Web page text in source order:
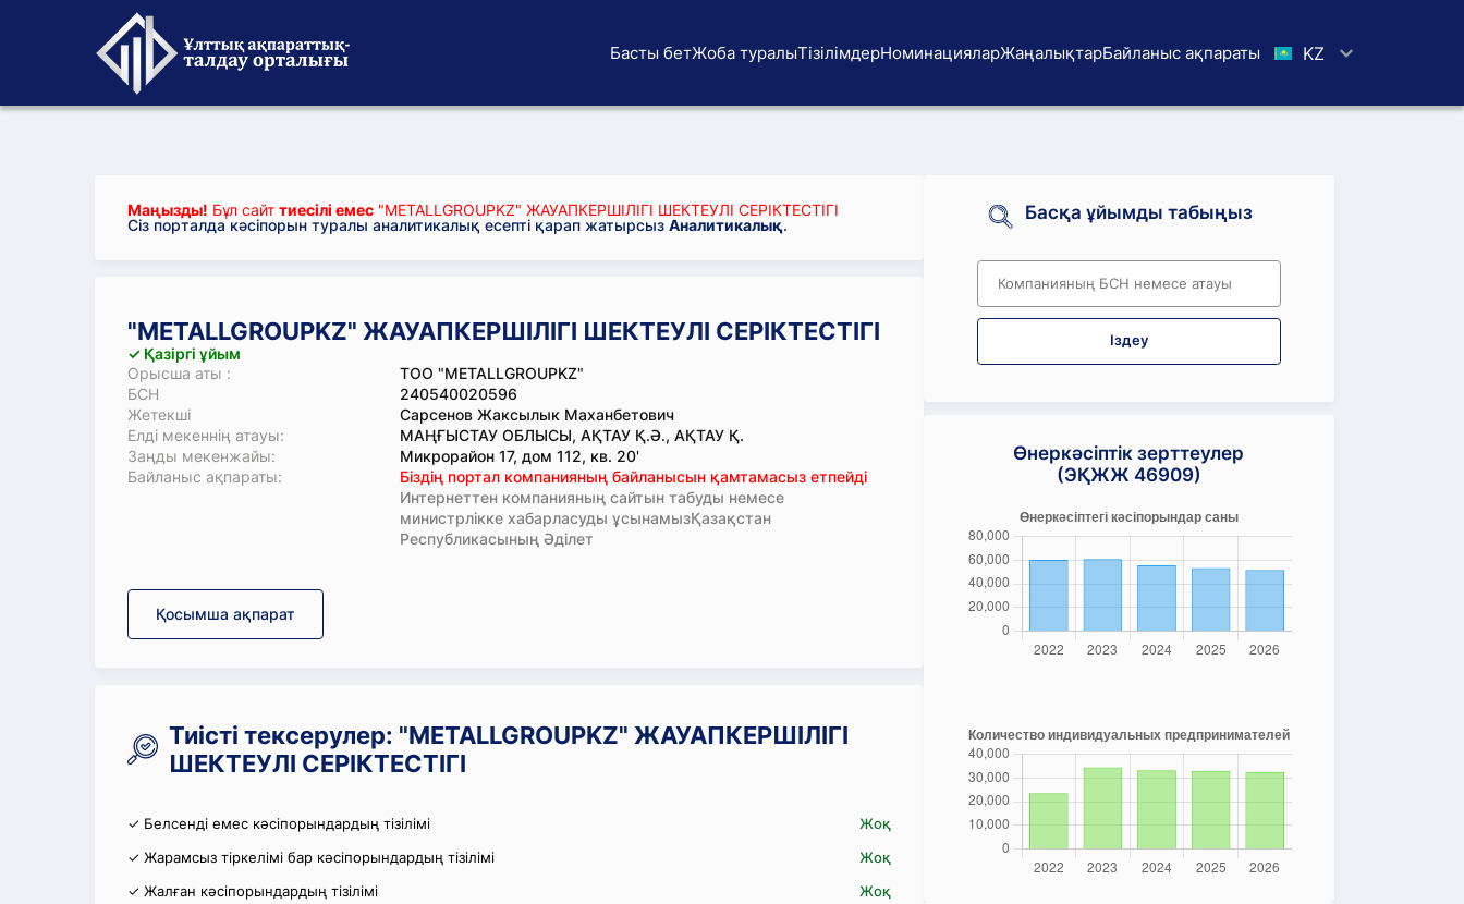
Басты бетЖоба туралыТізілімдерНоминацияларЖаңалықтарБайланыс ақпараты KZ
Маңызды! Бұл сайт тиесілі емес "METALLGROUPKZ" ЖАУАПКЕРШІЛІГІ ШЕКТЕУЛІ СЕРІКТЕСТІГІ
Сіз порталда кәсіпорын туралы аналитикалық есепті қарап жатырсыз Аналитикалық.
"METALLGROUPKZ" ЖАУАПКЕРШІЛІГІ ШЕКТЕУЛІ СЕРІКТЕСТІГІ
✓ Қазіргі ұйым
Орысша аты :
ТОО "METALLGROUPKZ"
БСН
240540020596
Жетекші
Сарсенов Жаксылык Маханбетович
Елді мекеннің атауы:
МАҢҒЫСТАУ ОБЛЫСЫ, АҚТАУ Қ.Ә., АҚТАУ Қ.
Заңды мекенжайы:
Микрорайон 17, дом 112, кв. 20'
Байланыс ақпараты:
Біздің портал компанияның байланысын қамтамасыз етпейді
Интернеттен компанияның сайтын табуды немесе
министрлікке хабарласуды ұсынамызҚазақстан
Республикасының Әділет
Қосымша ақпарат
Тиісті тексерулер: "METALLGROUPKZ" ЖАУАПКЕРШІЛІГІ
ШЕКТЕУЛІ СЕРІКТЕСТІГІ
✓ Белсенді емес кәсіпорындардың тізілімі
Жоқ
✓ Жарамсыз тіркелімі бар кәсіпорындардың тізілімі
Жоқ
✓ Жалған кәсіпорындардың тізілімі
Жоқ
Басқа ұйымды табыңыз
Іздеу
Өнеркәсіптік зерттеулер
(ЭҚЖЖ 46909)